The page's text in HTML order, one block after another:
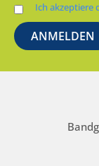
Ich akzeptiere